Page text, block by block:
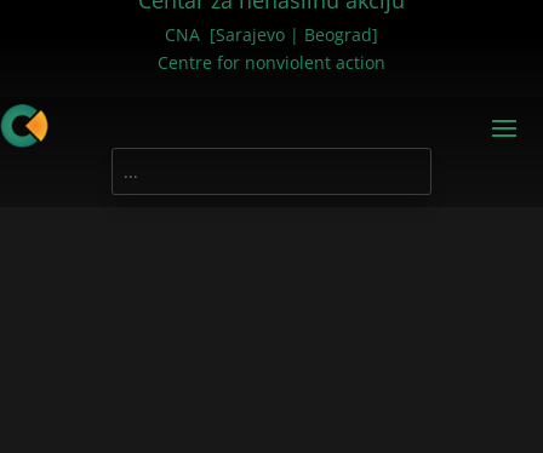
CNA [Sarajevo | Beograd]
Centre for nonviolent action